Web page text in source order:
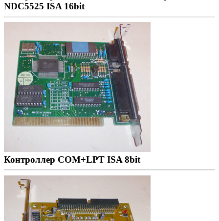
NDC5525 ISA 16bit
Контроллер COM+LPT ISA 8bit